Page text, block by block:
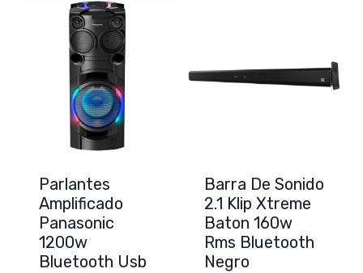
Parlantes
Amplificado
Panasonic
1200w
Bluetooth Usb
Barra De Sonido
2.1 Klip Xtreme
Baton 160w
Rms Bluetooth
Negro